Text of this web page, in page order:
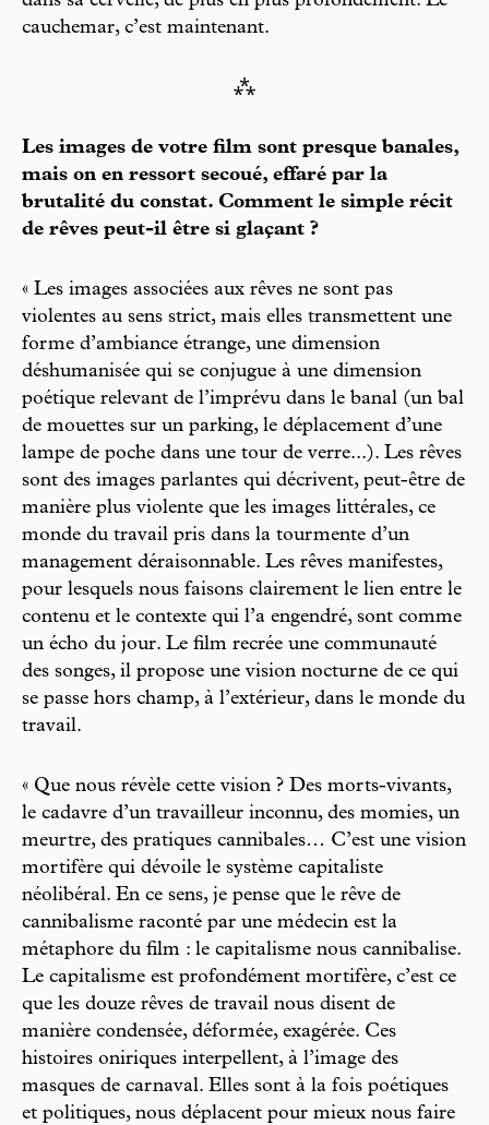
cauchemar, c’est maintenant.
⁂
Les images de votre film sont presque banales,
mais on en ressort secoué, effaré par la
brutalité du constat. Comment le simple récit
de rêves peut-il être si glaçant ?
« Les images associées aux rêves ne sont pas
violentes au sens strict, mais elles transmettent une
forme d’ambiance étrange, une dimension
déshumanisée qui se conjugue à une dimension
poétique relevant de l’imprévu dans le banal (un bal
de mouettes sur un parking, le déplacement d’une
lampe de poche dans une tour de verre...). Les rêves
sont des images parlantes qui décrivent, peut-être de
manière plus violente que les images littérales, ce
monde du travail pris dans la tourmente d’un
management déraisonnable. Les rêves manifestes,
pour lesquels nous faisons clairement le lien entre le
contenu et le contexte qui l’a engendré, sont comme
un écho du jour. Le film recrée une communauté
des songes, il propose une vision nocturne de ce qui
se passe hors champ, à l’extérieur, dans le monde du
travail.
« Que nous révèle cette vision ? Des morts-vivants,
le cadavre d’un travailleur inconnu, des momies, un
meurtre, des pratiques cannibales… C’est une vision
mortifère qui dévoile le système capitaliste
néolibéral. En ce sens, je pense que le rêve de
cannibalisme raconté par une médecin est la
métaphore du film : le capitalisme nous cannibalise.
Le capitalisme est profondément mortifère, c’est ce
que les douze rêves de travail nous disent de
manière condensée, déformée, exagérée. Ces
histoires oniriques interpellent, à l’image des
masques de carnaval. Elles sont à la fois poétiques
et politiques, nous déplacent pour mieux nous faire